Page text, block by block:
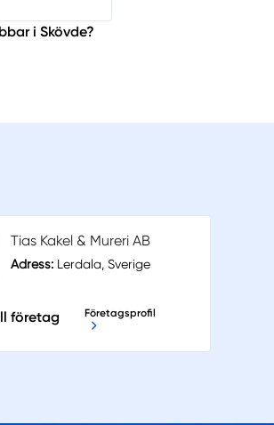
i Skövde?
Tias Kakel & Mureri AB
Adress: Lerdala, Sverige
företag Företagsprofil